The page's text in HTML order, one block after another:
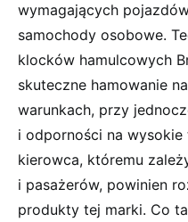
wymagających
samochody osobowe.
klocków hamulcowych
skuteczne hamowanie
warunkach, przy
i odporności na wysokie
kierowca, któremu
i pasażerów, powinien
produkty tej marki. Co